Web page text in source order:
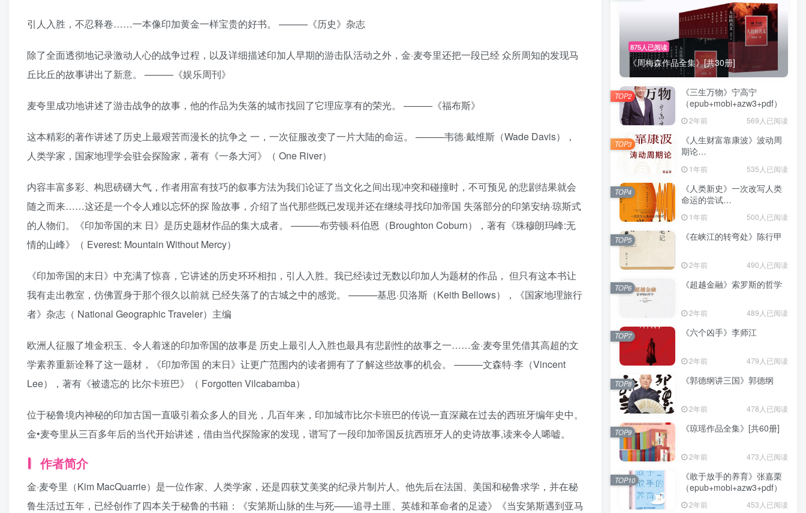
引人入胜，不忍释卷……一本像印加黄金一样宝贵的好书。 ———《历史》杂志
除了全面透彻地记录激动人心的战争过程，以及详细描述印加人早期的游击队活动之外，金·麦夸里还把一段已经 众所周知的发现马
丘比丘的故事讲出了新意。 ———《娱乐周刊》
麦夸里成功地讲述了游击战争的故事，他的作品为失落的城市找回了它理应享有的荣光。 ———《福布斯》
这本精彩的著作讲述了历史上最艰苦而漫长的抗争之 一，一次征服改变了一片大陆的命运。 ———韦德·戴维斯（Wade Davis），
人类学家，国家地理学会驻会探险家，著有《一条大河》（ One River）
内容丰富多彩、构思磅礴大气，作者用富有技巧的叙事方法为我们论证了当文化之间出现冲突和碰撞时，不可预见 的悲剧结果就会
随之而来……这还是一个令人难以忘怀的探 险故事，介绍了当代那些既已发现并还在继续寻找印加帝国 失落部分的印第安纳·琼斯式
的人物们。《印加帝国的末 日》是历史题材作品的集大成者。 ———布劳顿·科伯恩（Broughton Coburn），著有《珠穆朗玛峰:无
情的山峰》（ Everest: Mountain Without Mercy）
《印加帝国的末日》中充满了惊喜，它讲述的历史环环相扣，引人入胜。我已经读过无数以印加人为题材的作品， 但只有这本书让
我有走出教室，仿佛置身于那个很久以前就 已经失落了的古城之中的感觉。 ———基思·贝洛斯（Keith Bellows），《国家地理旅行
者》杂志（ National Geographic Traveler）主编
欧洲人征服了堆金积玉、令人着迷的印加帝国的故事是 历史上最引人入胜也最具有悲剧性的故事之一……金·麦夸里凭借其高超的文
学素养重新诠释了这一题材，《印加帝国 的末日》让更广范围内的读者拥有了了解这些故事的机会。 ———文森特·李（Vincent
Lee），著有《被遗忘的 比尔卡班巴》（ Forgotten Vilcabamba）
位于秘鲁境内神秘的印加古国一直吸引着众多人的目光，几百年来，印加城市比尔卡班巴的传说一直深藏在过去的西班牙编年史中。
金•麦夸里从三百多年后的当代开始讲述，借由当代探险家的发现，谱写了一段印加帝国反抗西班牙人的史诗故事,读来令人唏嘘。
作者简介
金·麦夸里（Kim MacQuarrie）是一位作家、人类学家，还是四获艾美奖的纪录片制片人。他先后在法国、美国和秘鲁求学，并在秘
鲁生活过五年，已经创作了四本关于秘鲁的书籍：《安第斯山脉的生与死——追寻土匪、英雄和革命者的足迹》《当安第斯遇到亚马
875人已阅读
《周梅森作品全集》[共30册]
《三生万物》宁高宁
（epub+mobi+azw3+pdf）
2年前 569人已阅读
TOP2
《人生财富靠康波》波动周
期论
1年前 535人已阅读
TOP3
《人类新史》一次改写人类
命运的尝试
1年前 500人已阅读
TOP4
《在峡江的转弯处》陈行甲
2年前 490人已阅读
TOP5
《超越金融》索罗斯的哲学
2年前 489人已阅读
TOP6
《六个凶手》李师江
2年前 479人已阅读
TOP7
《郭德纲讲三国》郭德纲
2年前 478人已阅读
TOP8
《琼瑶作品全集》[共60册]
2年前 473人已阅读
TOP9
《敢于放手的养育》张嘉栗
（epub+mobi+azw3+pdf）
2年前 453人已阅读
TOP10